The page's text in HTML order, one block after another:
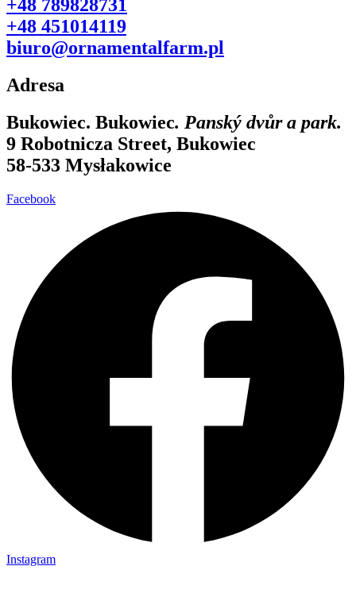
+48 789828731
+48 451014119
biuro@ornamentalfarm.pl
Adresa
Bukowiec. Bukowiec. Panský dvůr a park.
9 Robotnicza Street, Bukowiec
58-533 Mysłakowice
Facebook
Instagram